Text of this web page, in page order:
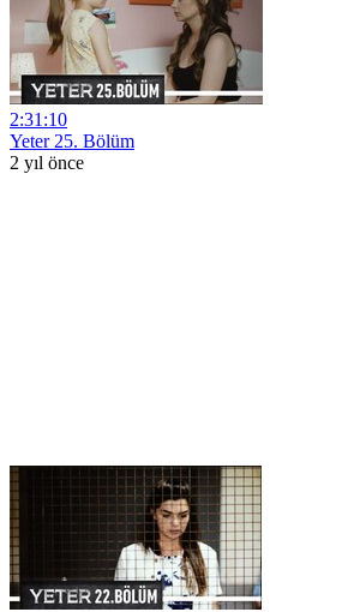
2:31:10
Yeter 25. Bölüm
2 yıl önce